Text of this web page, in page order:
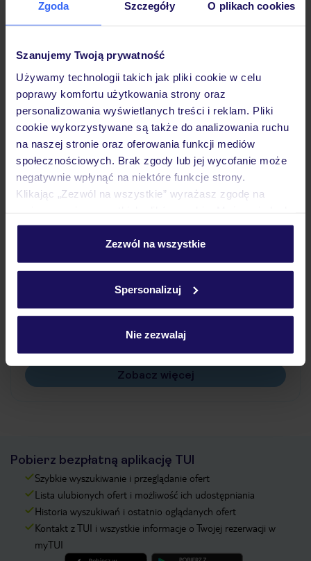
Zgoda Szczegóły O plikach cookies
Szanujemy Twoją prywatność
Używamy technologii takich jak pliki cookie w celu
poprawy komfortu użytkowania strony oraz
personalizowania wyświetlanych treści i reklam. Pliki
cookie wykorzystywane są także do analizowania ruchu
na naszej stronie oraz oferowania funkcji mediów
społecznościowych. Brak zgody lub jej wycofanie może
negatywnie wpłynąć na niektóre funkcje strony.
Klikając „Zezwól na wszystkie” wyrażasz zgodę na
personalizować swój wybór wchodząc w zakładkę
Szczegółowe informacje o plikach cookie znajdziesz
Zezwól na wszystkie
Spersonalizuj
Nie zezwalaj
Hotel
Pokoje
Wyżywienie
Atrakcje
Czy w Hotelu będzie przedstawiciel TUI?
Na jakiej podstawie i gdzie otrzymam karty
Zobacz więcej
Pobierz bezpłatną aplikację TUI
Szybkie wyszukiwanie i przeglądanie ofert
Lista ulubionych ofert i możliwość ich udostępniania
Historia wyszukiwań i ostatnio oglądanych ofert
Kontakt z TUI i wszystkie informacje o Twojej rezerwacji w
myTUI